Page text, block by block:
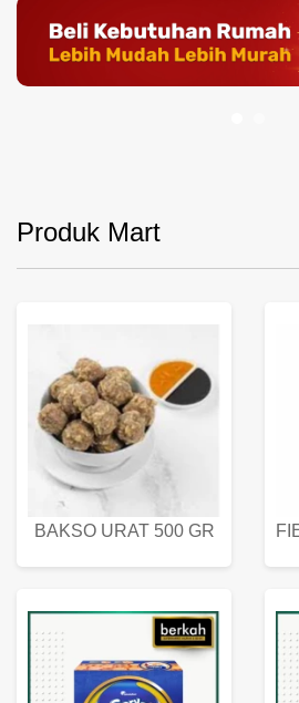
Produk Mart
BAKSO URAT 500 GR